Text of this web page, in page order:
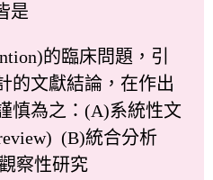
是
的臨床問題，引
的文獻結論，在作出
慎為之：(A)系統性文
(B)統合分析
察性研究